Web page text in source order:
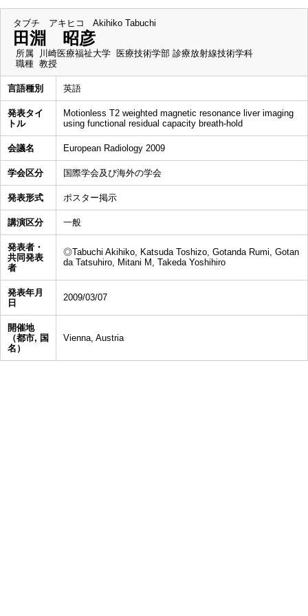
タブチ アキヒコ Akihiko Tabuchi
田淵 昭彦
所属
川崎医療福祉大学 医療技術学部 診療放射線技術学科
職種 教授
言語種別 英語
発表タイ
トル
Motionless T2 weighted magnetic resonance liver imaging
using functional residual capacity breath-hold
会議名 European Radiology 2009
学会区分 国際学会及び海外の学会
発表形式 ポスター掲示
講演区分 一般
発表者・
共同発表
者
◎Tabuchi Akihiko, Katsuda Toshizo, Gotanda Rumi, Gotan
da Tatsuhiro, Mitani M, Takeda Yoshihiro
発表年月
日
2009/03/07
開催地
（都市, 国
名）
Vienna, Austria